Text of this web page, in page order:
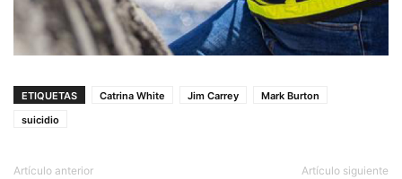
ETIQUETAS Catrina White Jim Carrey
Mark Burton
suicidio
Artículo anterior Artículo siguiente